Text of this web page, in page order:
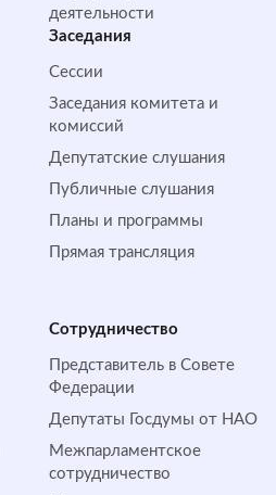
деятельности
Заседания
Сессии
Заседания комитета и
комиссий
Депутатские слушания
Публичные слушания
Планы и программы
Прямая трансляция
Сотрудничество
Представитель в Совете
Федерации
Депутаты Госдумы от НАО
Межпарламентское
сотрудничество